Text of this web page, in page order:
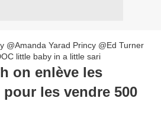
on enlève les
les vendre 500